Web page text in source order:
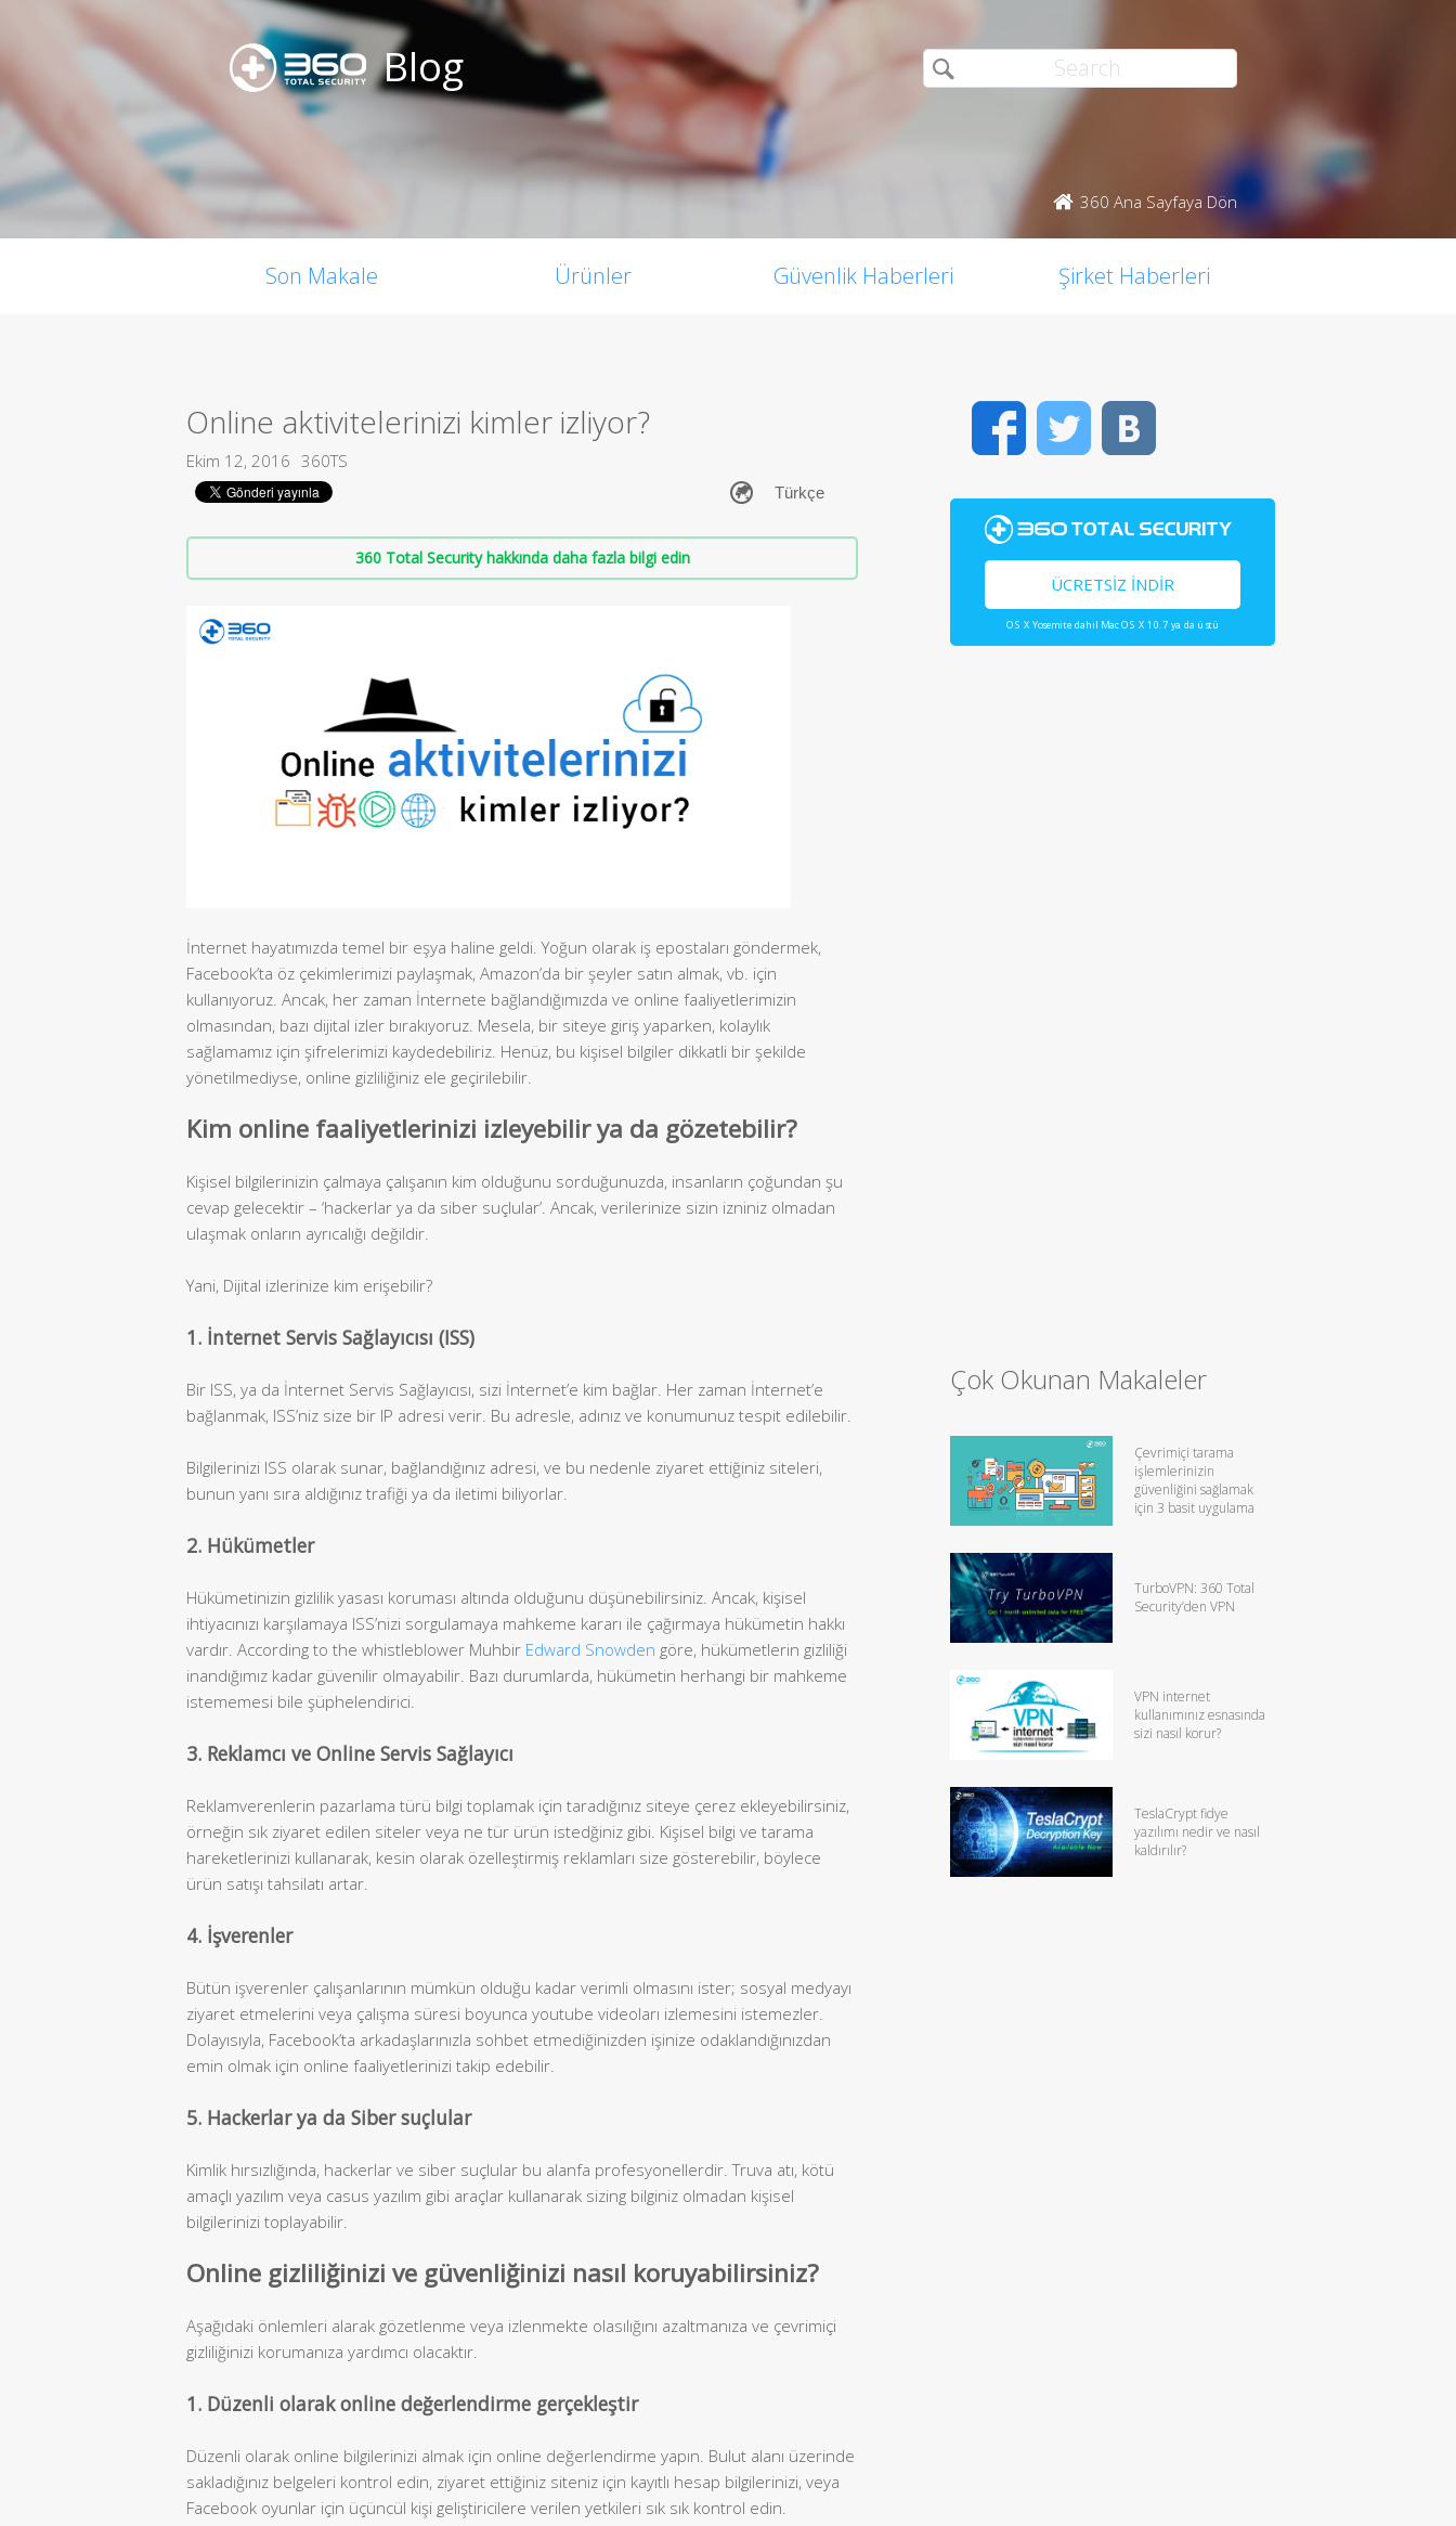
Blog
360 Ana Sayfaya Dön
Son Makale Ürünler Güvenlik Haberleri Şirket Haberleri
Online aktivitelerinizi kimler izliyor?
Ekim 12, 2016 360TS
360 Total Security hakkında daha fazla bilgi edin
İnternet hayatımızda temel bir eşya haline geldi. Yoğun olarak iş epostaları göndermek,
Facebook’ta öz çekimlerimizi paylaşmak, Amazon’da bir şeyler satın almak, vb. için
kullanıyoruz. Ancak, her zaman İnternete bağlandığımızda ve online faaliyetlerimizin
olmasından, bazı dijital izler bırakıyoruz. Mesela, bir siteye giriş yaparken, kolaylık
sağlamamız için şifrelerimizi kaydedebiliriz. Henüz, bu kişisel bilgiler dikkatli bir şekilde
yönetilmediyse, online gizliliğiniz ele geçirilebilir.
Kim online faaliyetlerinizi izleyebilir ya da gözetebilir?
Kişisel bilgilerinizin çalmaya çalışanın kim olduğunu sorduğunuzda, insanların çoğundan şu
cevap gelecektir – ‘hackerlar ya da siber suçlular’. Ancak, verilerinize sizin izniniz olmadan
ulaşmak onların ayrıcalığı değildir.
Yani, Dijital izlerinize kim erişebilir?
1. İnternet Servis Sağlayıcısı (ISS)
Bir ISS, ya da İnternet Servis Sağlayıcısı, sizi İnternet’e kim bağlar. Her zaman İnternet’e
bağlanmak, ISS’niz size bir IP adresi verir. Bu adresle, adınız ve konumunuz tespit edilebilir.
Bilgilerinizi ISS olarak sunar, bağlandığınız adresi, ve bu nedenle ziyaret ettiğiniz siteleri,
bunun yanı sıra aldığınız trafiği ya da iletimi biliyorlar.
2. Hükümetler
Hükümetinizin gizlilik yasası koruması altında olduğunu düşünebilirsiniz. Ancak, kişisel
ihtiyacınızı karşılamaya ISS’nizi sorgulamaya mahkeme kararı ile çağırmaya hükümetin hakkı
vardır. According to the whistleblower Muhbir Edward Snowden göre, hükümetlerin gizliliği
inandığımız kadar güvenilir olmayabilir. Bazı durumlarda, hükümetin herhangi bir mahkeme
istememesi bile şüphelendirici.
3. Reklamcı ve Online Servis Sağlayıcı
Reklamverenlerin pazarlama türü bilgi toplamak için taradığınız siteye çerez ekleyebilirsiniz,
örneğin sık ziyaret edilen siteler veya ne tür ürün istedğiniz gibi. Kişisel bilgi ve tarama
hareketlerinizi kullanarak, kesin olarak özelleştirmiş reklamları size gösterebilir, böylece
ürün satışı tahsilatı artar.
4. İşverenler
Bütün işverenler çalışanlarının mümkün olduğu kadar verimli olmasını ister; sosyal medyayı
ziyaret etmelerini veya çalışma süresi boyunca youtube videoları izlemesini istemezler.
Dolayısıyla, Facebook’ta arkadaşlarınızla sohbet etmediğinizden işinize odaklandığınızdan
emin olmak için online faaliyetlerinizi takip edebilir.
5. Hackerlar ya da Siber suçlular
Kimlik hırsızlığında, hackerlar ve siber suçlular bu alanfa profesyonellerdir. Truva atı, kötü
amaçlı yazılım veya casus yazılım gibi araçlar kullanarak sizing bilginiz olmadan kişisel
bilgilerinizi toplayabilir.
Online gizliliğinizi ve güvenliğinizi nasıl koruyabilirsiniz?
Aşağıdaki önlemleri alarak gözetlenme veya izlenmekte olasılığını azaltmanıza ve çevrimiçi
gizliliğinizi korumanıza yardımcı olacaktır.
1. Düzenli olarak online değerlendirme gerçekleştir
Düzenli olarak online bilgilerinizi almak için online değerlendirme yapın. Bulut alanı üzerinde
sakladığınız belgeleri kontrol edin, ziyaret ettiğiniz siteniz için kayıtlı hesap bilgilerinizi, veya
Facebook oyunlar için üçüncül kişi geliştiricilere verilen yetkileri sık sık kontrol edin.
FacebookTwitter
ÜCRETSIZ İNDIR
OS X Yosemite dahil Mac OS X 10.7 ya da üstü
Çok Okunan Makaleler
Çevrimiçi tarama
işlemlerinizin
güvenliğini sağlamak
için 3 basit uygulama
TurboVPN: 360 Total
Security’den VPN
VPN internet
kullanımınız esnasında
sizi nasıl korur?
TeslaCrypt fidye
yazılımı nedir ve nasıl
kaldırılır?